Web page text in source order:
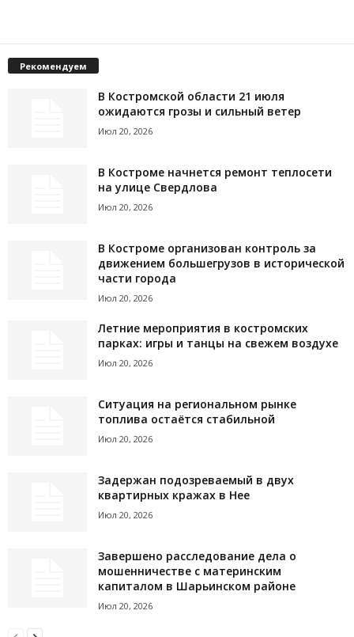
Рекомендуем
В Костромской области 21 июля
ожидаются грозы и сильный ветер
Июл 20, 2026
В Костроме начнется ремонт теплосети
на улице Свердлова
Июл 20, 2026
В Костроме организован контроль за
движением большегрузов в исторической
части города
Июл 20, 2026
Летние мероприятия в костромских
парках: игры и танцы на свежем воздухе
Июл 20, 2026
Ситуация на региональном рынке
топлива остаётся стабильной
Июл 20, 2026
Задержан подозреваемый в двух
квартирных кражах в Нее
Июл 20, 2026
Завершено расследование дела о
мошенничестве с материнским
капиталом в Шарьинском районе
Июл 20, 2026